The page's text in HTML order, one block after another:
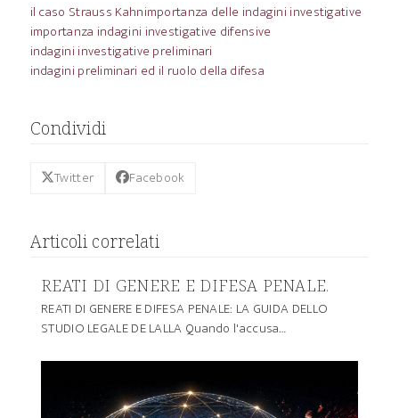
il caso Strauss Kahnimportanza delle indagini investigative
importanza indagini investigative difensive
indagini investigative preliminari
indagini preliminari ed il ruolo della difesa
Condividi
Twitter Facebook
Articoli correlati
REATI DI GENERE E DIFESA PENALE.
REATI DI GENERE E DIFESA PENALE: LA GUIDA DELLO
STUDIO LEGALE DE LALLA Quando l'accusa…